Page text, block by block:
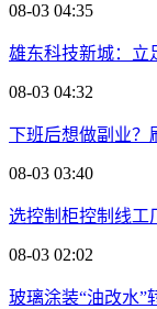
08-03 04:35
雄东科技新城：立
08-03 04:32
下班后想做副业？
08-03 03:40
选控制柜控制线工
08-03 02:02
玻璃涂装“油改水”